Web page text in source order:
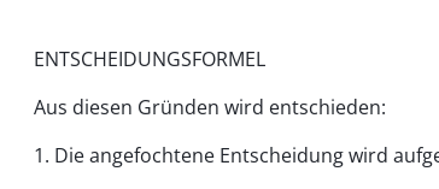
ENTSCHEIDUNGSFORMEL
Aus diesen Gründen wird entschieden:
1. Die angefochtene Entscheidung wird